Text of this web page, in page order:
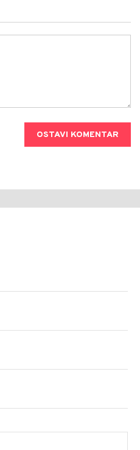
OSTAVI KOMENTAR